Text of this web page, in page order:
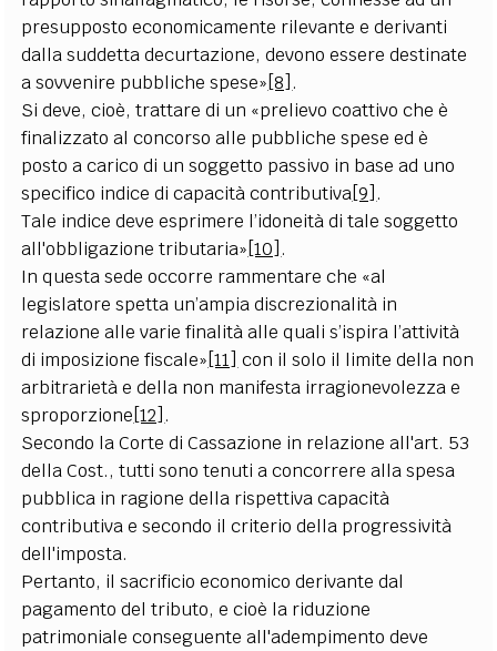
presupposto economicamente rilevante e derivanti
dalla suddetta decurtazione, devono essere destinate
a sovvenire pubbliche spese»[8] .
Si deve, cioè, trattare di un «prelievo coattivo che è
finalizzato al concorso alle pubbliche spese ed è
posto a carico di un soggetto passivo in base ad uno
specifico indice di capacità contributiva[9] .
Tale indice deve esprimere l’idoneità di tale soggetto
all'obbligazione tributaria»[10] .
In questa sede occorre rammentare che «al
legislatore spetta un’ampia discrezionalità in
relazione alle varie finalità alle quali s’ispira l’attività
di imposizione fiscale»[11] con il solo il limite della non
arbitrarietà e della non manifesta irragionevolezza e
sproporzione[12] .
Secondo la Corte di Cassazione in relazione all'art. 53
della Cost., tutti sono tenuti a concorrere alla spesa
pubblica in ragione della rispettiva capacità
contributiva e secondo il criterio della progressività
dell'imposta.
Pertanto, il sacrificio economico derivante dal
pagamento del tributo, e cioè la riduzione
patrimoniale conseguente all'adempimento deve